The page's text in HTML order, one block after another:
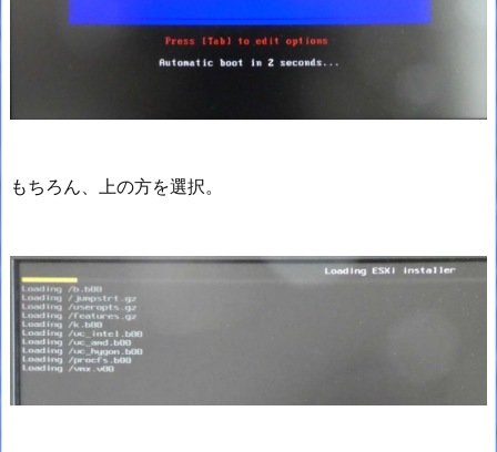
もちろん、上の方を選択。